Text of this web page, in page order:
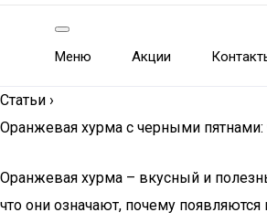
Меню Акции
Статьи ›
Оранжевая хурма с черными пятнами:
Оранжевая хурма – вкусный и
что они означают, почему